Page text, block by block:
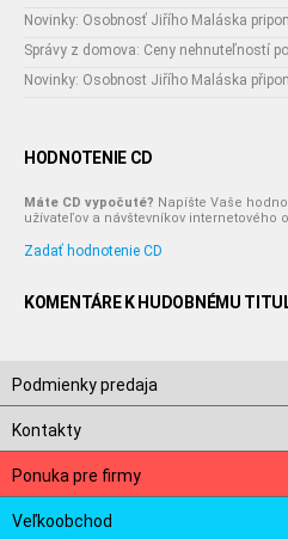
Novinky: Osobnosť Jiřího Maláska
Správy z domova: Ceny nehnuteľností
HODNOTENIE CD
Máte CD vypočuté? Napíšte Vaše
užívateľov a návštevníkov internetového
Zadať hodnotenie CD
KOMENTÁRE K HUDOBNÉMU
Podmienky predaja
Kontakty
Ponuka pre firmy
Veľkoobchod